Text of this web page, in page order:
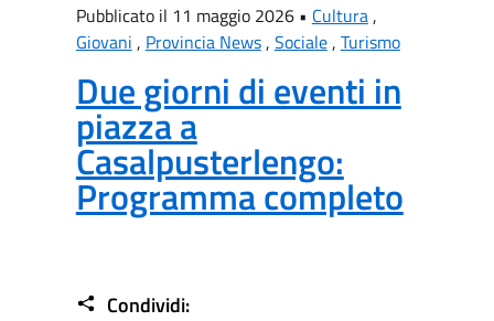
Pubblicato il 11 maggio 2026 • Cultura,
Giovani , Provincia News, Sociale, Turismo
Due giorni di eventi in
piazza a
Casalpusterlengo:
Programma completo
Condividi: